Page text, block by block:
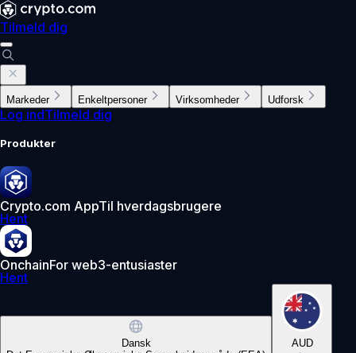
Tilmeld dig
Markeder Enkeltpersoner Virksomheder Udforsk
Log indTilmeld dig
Produkter
Crypto.com AppTil hverdagsbrugere
Hent
OnchainFor web3-entusiaster
Hent
Dansk
AUD